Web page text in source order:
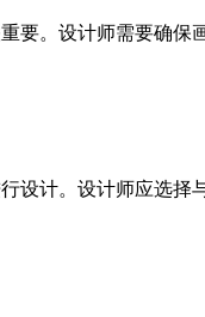
要。设计师需要确
设计。设计师应选